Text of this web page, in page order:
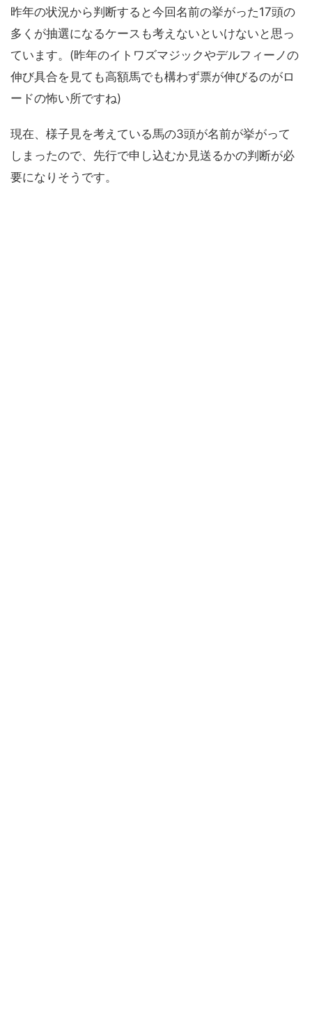
昨年の状況から判断すると今回名前の挙がった17頭の
多くが抽選になるケースも考えないといけないと思っ
ています。(昨年のイトワズマジックやデルフィーノの
伸び具合を見ても高額馬でも構わず票が伸びるのがロ
ードの怖い所ですね)
現在、様子見を考えている馬の3頭が名前が挙がって
しまったので、先行で申し込むか見送るかの判断が必
要になりそうです。